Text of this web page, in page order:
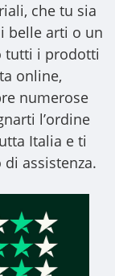
che tu sia
belle arti o un
tutti i prodotti
online,
numerose
l’ordine
Italia e ti
assistenza.